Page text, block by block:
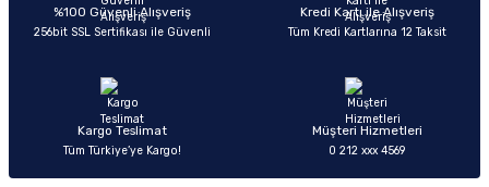
Ürün bilgilerinde hatalar bulunuyor.
Ürün fiyatı diğer sitelerden daha pahalı.
%100 Güvenli Alışveriş
256bit SSL Sertifikası ile Güvenli
Kredi Kartı ile Alışveriş
Tüm Kredi Kartlarına 12 Taksit
Kargo Teslimat
Tüm Türkiye’ye Kargo!
Müşteri Hizmetleri
0 212 xxx 4569